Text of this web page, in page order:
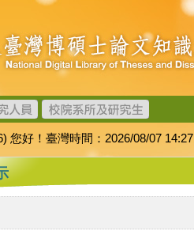
您好！臺灣時間：2026/08/07 14:27